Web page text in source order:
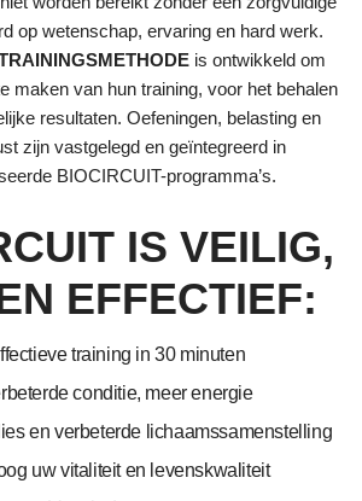
op wetenschap, ervaring en hard werk.
is ontwikkeld om
maken van hun training, voor het behalen
resultaten. Oefeningen, belasting en
zijn vastgelegd en geïntegreerd in
BIOCIRCUIT-programma’s.
IS VEILIG,
EFFECTIEF:
training in 30 minuten
conditie, meer energie
en verbeterde lichaamssamenstelling
uw vitaliteit en levenskwaliteit